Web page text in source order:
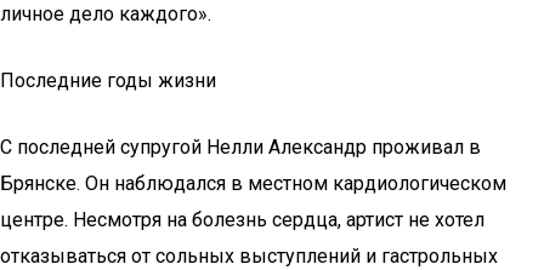
личное дело каждого».
Последние годы жизни
С последней супругой Нелли Александр проживал в
Брянске. Он наблюдался в местном кардиологическом
центре. Несмотря на болезнь сердца, артист не хотел
отказываться от сольных выступлений и гастрольных